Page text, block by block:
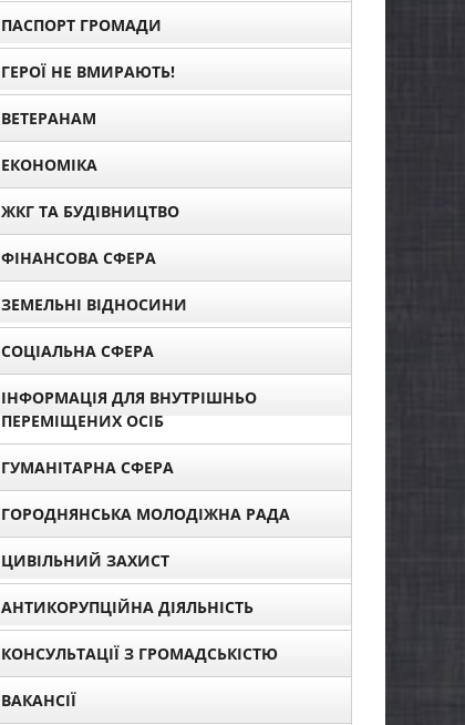
ПАСПОРТ ГРОМАДИ
ГЕРОЇ НЕ ВМИРАЮТЬ!
ВЕТЕРАНАМ
ЕКОНОМІКА
ЖКГ ТА БУДІВНИЦТВО
ФІНАНСОВА СФЕРА
ЗЕМЕЛЬНІ ВІДНОСИНИ
СОЦІАЛЬНА СФЕРА
ІНФОРМАЦІЯ ДЛЯ ВНУТРІШНЬО
ПЕРЕМІЩЕНИХ ОСІБ
ГУМАНІТАРНА СФЕРА
ГОРОДНЯНСЬКА МОЛОДІЖНА РАДА
ЦИВІЛЬНИЙ ЗАХИСТ
АНТИКОРУПЦІЙНА ДІЯЛЬНІСТЬ
КОНСУЛЬТАЦІЇ З ГРОМАДСЬКІСТЮ
ВАКАНСІЇ